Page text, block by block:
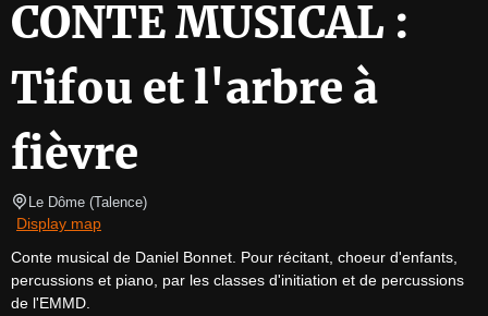
CONTE MUSICAL :
Tifou et l'arbre à
fièvre
Le Dôme (Talence)
Display map
Conte musical de Daniel Bonnet. Pour récitant, choeur d'enfants,
percussions et piano, par les classes d'initiation et de percussions
de l'EMMD.